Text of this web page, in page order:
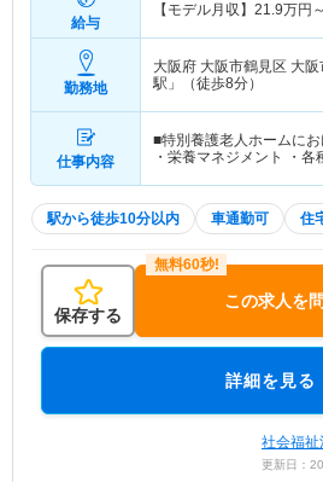
給与
【モデル月収】 21.9万円～
勤務地
大阪府 大阪市鶴見区 大
駅」（徒歩8分）
仕事内容
■特別養護老人ホームに
・栄養マネジメント ・
駅から徒歩10分以内 車通勤可 住
保存する
この求人を
詳細を見る
社会福祉
更新日：